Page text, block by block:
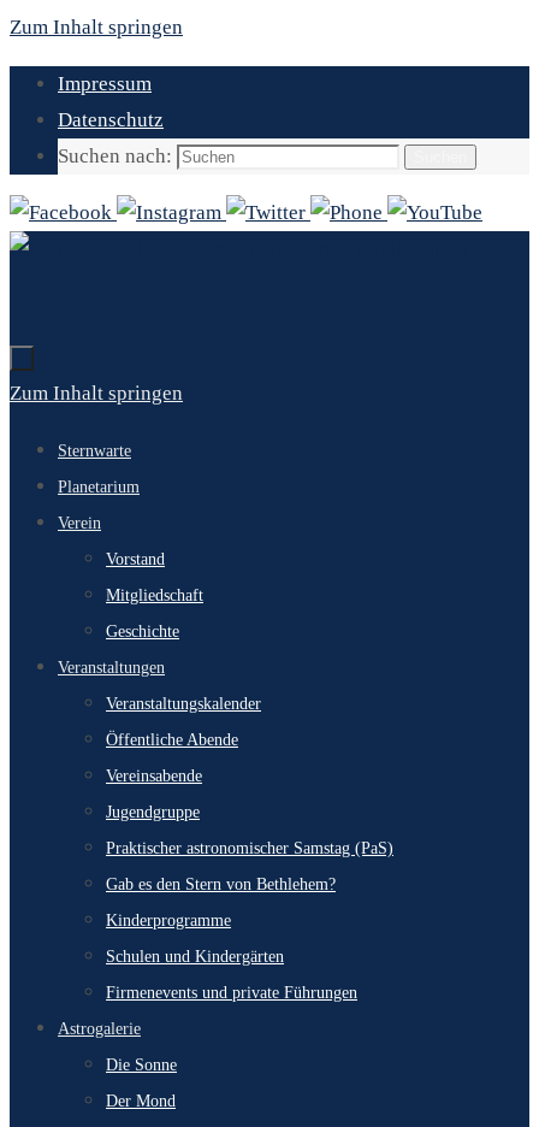
Zum Inhalt springen
Impressum
Datenschutz
Suchen nach:
Zum Inhalt springen
Sternwarte
Planetarium
Verein
Vorstand
Mitgliedschaft
Geschichte
Veranstaltungen
Veranstaltungskalender
Öffentliche Abende
Vereinsabende
Jugendgruppe
Praktischer astronomischer Samstag (PaS)
Gab es den Stern von Bethlehem?
Kinderprogramme
Schulen und Kindergärten
Firmenevents und private Führungen
Astrogalerie
Die Sonne
Der Mond